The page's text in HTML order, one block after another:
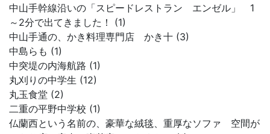
中山手幹線沿いの「スピードレストラン エンゼル」 1
～2分で出てきました！ (1)
中山手通の、かき料理専門店 かき十 (3)
中島らも (1)
中突堤の内海航路 (1)
丸刈りの中学生 (12)
丸玉食堂 (2)
二重の平野中学校 (1)
仏蘭西という名前の、豪華な絨毯、重厚なソファ 空間が